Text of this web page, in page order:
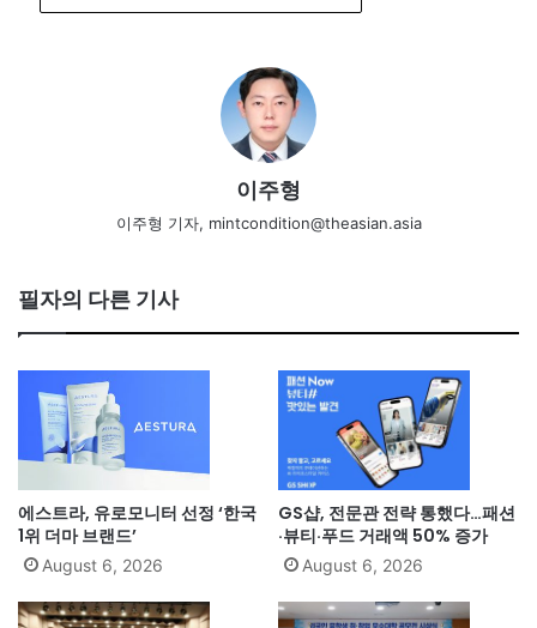
이주형
이주형 기자, mintcondition@theasian.asia
필자의 다른 기사
에스트라, 유로모니터 선정 ‘한국
1위 더마 브랜드’
August 6, 2026
GS샵, 전문관 전략 통했다…패션
·뷰티·푸드 거래액 50% 증가
August 6, 2026